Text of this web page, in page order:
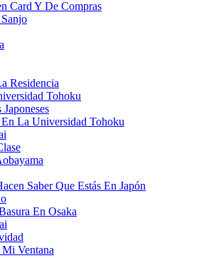
Card Y De Compras
Residencia
Tohoku
La Universidad Tohoku
Saber Que Estás En Japón
En Osaka
Ventana